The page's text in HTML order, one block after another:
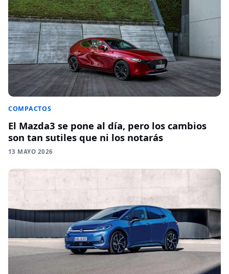
COMPACTOS
El Mazda3 se pone al día, pero los cambios
son tan sutiles que ni los notarás
13 MAYO 2026